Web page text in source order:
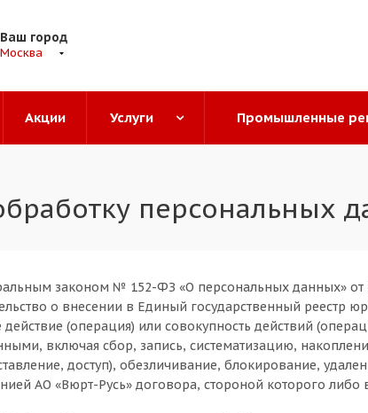
Ваш город
Москва
Акции Услуги Промышленные
персональных
законом № 152-ФЗ «О персональных данных» от
о внесении в Единый государственный реестр
(операция) или совокупность действий
включая сбор, запись, систематизацию,
доступ), обезличивание, блокирование,
АО «Вюрт-Русь» договора, стороной которого либо